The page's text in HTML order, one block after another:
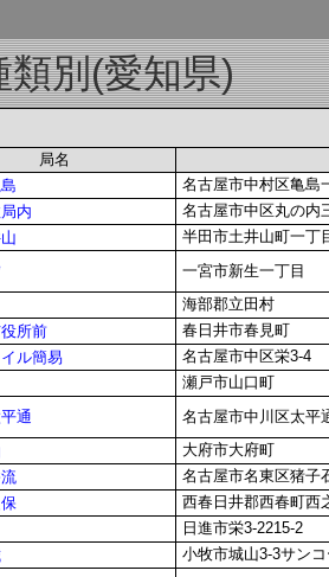
類別(愛知県)
局名
名古屋市中村区亀島
内
名古屋市中区丸の内
半田市土井山町一丁
一宮市新生一丁目
海部郡立田村
所前
春日井市春見町
ル簡易
名古屋市中区栄3-4
瀬戸市山口町
通
名古屋市中川区太平
大府市大府町
名古屋市名東区猪子
西春日井郡西春町西
日進市栄3-2215-2
小牧市城山3-3サン